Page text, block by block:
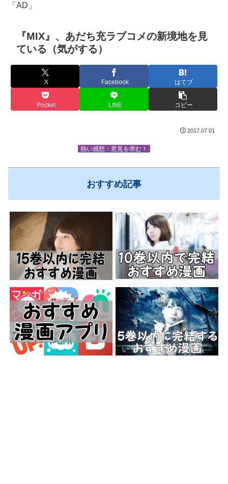
「AD」
『MIX』、あだち充ラブコメの新境地を見
ている（気がする）
X Facebook はてブ
Pocket LINE コピー
2017.07.01
熱い感想・意見を求む！
おすすめ記事